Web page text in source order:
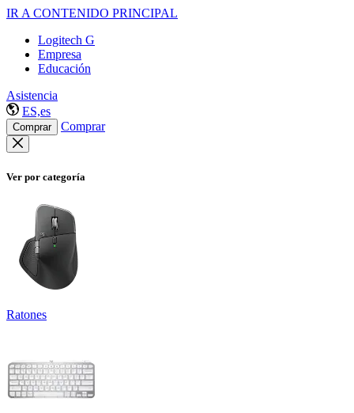
IR A CONTENIDO PRINCIPAL
Logitech G
Empresa
Educación
Asistencia
ES,es
Comprar Comprar
Ver por categoría
Ratones